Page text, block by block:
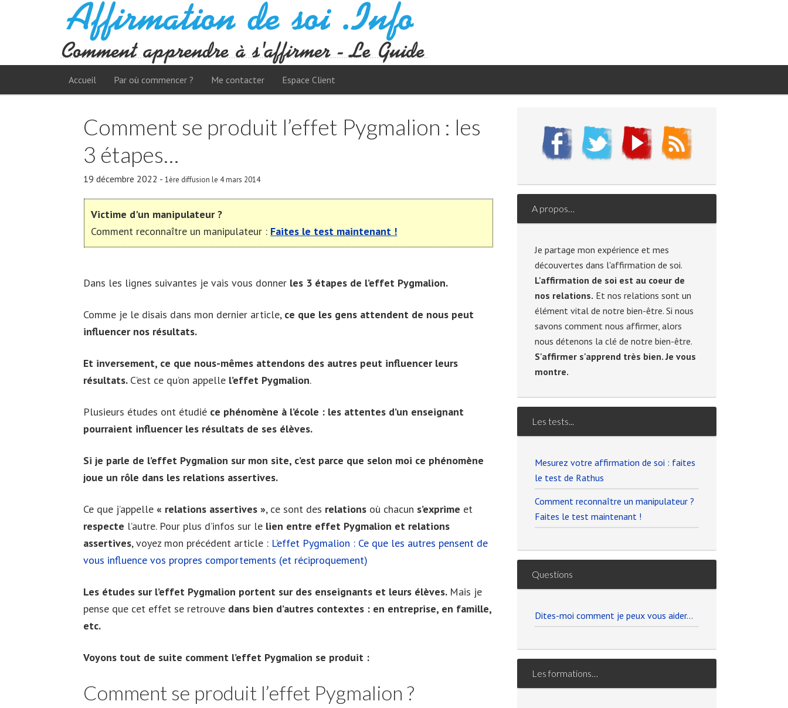
Accueil Par où commencer ? Me contacter Espace Client
Comment se produit l’effet Pygmalion : les
3 étapes…
19 décembre 2022 - 1ère diffusion le 4 mars 2014
Victime d'un manipulateur ?
Comment reconnaître un manipulateur : Faites le test maintenant !
Dans les lignes suivantes je vais vous donner les 3 étapes de l’effet Pygmalion.
Comme je le disais dans mon dernier article, ce que les gens attendent de nous peut
influencer nos résultats.
Et inversement, ce que nous-mêmes attendons des autres peut influencer leurs
résultats. C’est ce qu’on appelle l’effet Pygmalion.
Plusieurs études ont étudié ce phénomène à l’école : les attentes d’un enseignant
pourraient influencer les résultats de ses élèves.
Si je parle de l’effet Pygmalion sur mon site, c’est parce que selon moi ce phénomène
joue un rôle dans les relations assertives.
Ce que j’appelle « relations assertives », ce sont des relations où chacun s’exprime et
respecte l’autre. Pour plus d’infos sur le lien entre effet Pygmalion et relations
assertives, voyez mon précédent article : L’effet Pygmalion : Ce que les autres pensent de
vous influence vos propres comportements (et réciproquement)
Les études sur l’effet Pygmalion portent sur des enseignants et leurs élèves. Mais je
pense que cet effet se retrouve dans bien d’autres contextes : en entreprise, en famille,
etc.
Voyons tout de suite comment l’effet Pygmalion se produit :
Comment se produit l’effet Pygmalion ?
A propos…
Je partage mon expérience et mes
découvertes dans l'affirmation de soi.
L'affirmation de soi est au coeur de
nos relations. Et nos relations sont un
élément vital de notre bien-être. Si nous
savons comment nous affirmer, alors
nous détenons la clé de notre bien-être.
S'affirmer s'apprend très bien. Je vous
montre.
Les tests...
Mesurez votre affirmation de soi : faites
le test de Rathus
Comment reconnaître un manipulateur ?
Faites le test maintenant !
Questions
Dites-moi comment je peux vous aider…
Les formations…